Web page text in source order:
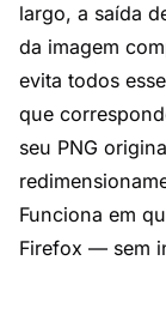
largo, a saída
da imagem
evita todos
que
seu PNG
Funciona em
Firefox — sem